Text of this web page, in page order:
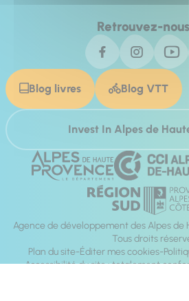
Retrouvez-
Blog livres Blog VTT
Invest In Alpes de
Agence de développement des Alpes
Tous droits
Plan du site Éditer mes cookies
Accessibilité du site : totalement